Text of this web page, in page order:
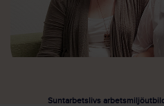
Suntarbetslivs